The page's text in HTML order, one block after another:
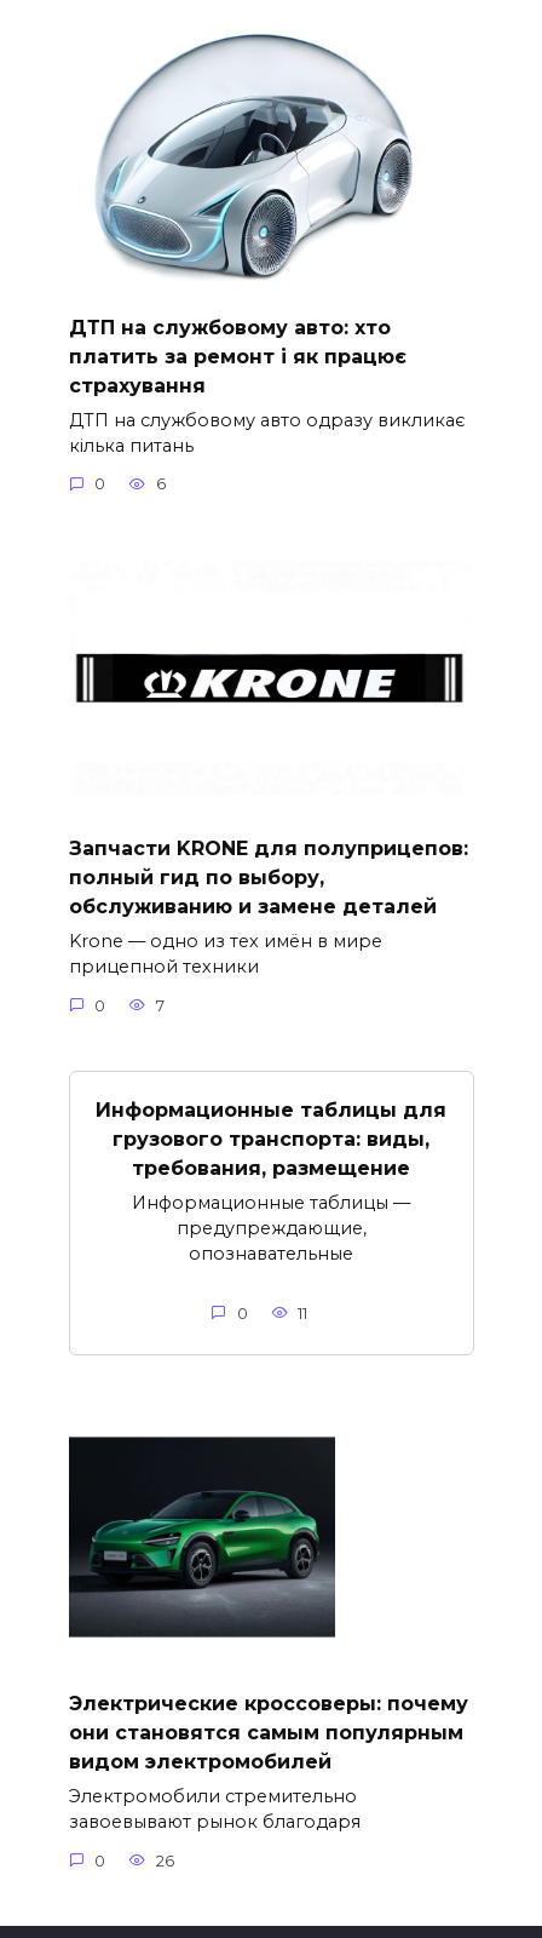
ДТП на службовому авто: хто
платить за ремонт і як працює
страхування
ДТП на службовому авто одразу викликає
кілька питань
0 6
Запчасти KRONE для полуприцепов:
полный гид по выбору,
обслуживанию и замене деталей
Krone — одно из тех имён в мире
прицепной техники
0 7
Информационные таблицы для
грузового транспорта: виды,
требования, размещение
Информационные таблицы —
предупреждающие,
опознавательные
0 11
Электрические кроссоверы: почему
они становятся самым популярным
видом электромобилей
Электромобили стремительно
завоевывают рынок благодаря
0 26